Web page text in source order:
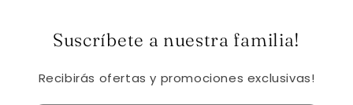
Suscríbete a nuestra familia!
Recibirás ofertas y promociones exclusivas!